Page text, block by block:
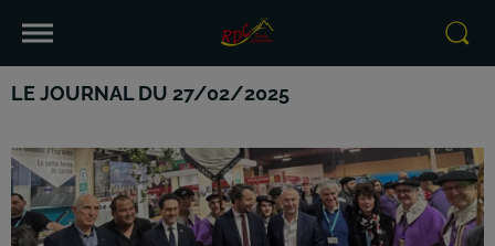
LE JOURNAL DU 27/02/2025